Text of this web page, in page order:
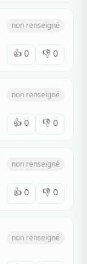
non renseigné
👍 0 👎 0
non renseigné
👍 0 👎 0
non renseigné
👍 0 👎 0
non renseigné